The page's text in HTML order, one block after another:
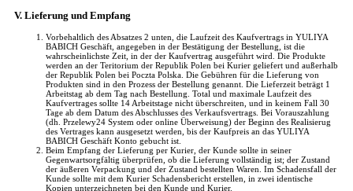
V. Lieferung und Empfang
Vorbehaltlich des Absatzes 2 unten, die Laufzeit des Kaufvertrags in YULIYA
BABICH Geschäft, angegeben in der Bestätigung der Bestellung, ist die
wahrscheinlichste Zeit, in der der Kaufvertrag ausgeführt wird. Die Produkte
werden an der Teritorium der Republik Polen bei Kurier geliefert und außerhalb
der Republik Polen bei Poczta Polska. Die Gebühren für die Lieferung von
Produkten sind in den Prozess der Bestellung genannt. Die Lieferzeit beträgt 1
Arbeitstag ab dem Tag nach Bestellung. Total und maximale Laufzeit des
Kaufvertrages sollte 14 Arbeitstage nicht überschreiten, und in keinem Fall 30
Tage ab dem Datum des Abschlusses des Verkaufsvertrags. Bei Vorauszahlung
(dh. Przelewy24 System oder online Überweisung) der Beginn des Realisierug
des Vertrages kann ausgesetzt werden, bis der Kaufpreis an das YULIYA
BABICH Geschäft Konto gebucht ist.
Beim Empfang der Lieferung per Kurier, der Kunde sollte in seiner
Gegenwartsorgfältig überprüfen, ob die Lieferung vollständig ist; der Zustand
der äußeren Verpackung und der Zustand bestellten Waren. Im Schadensfall der
Kunde sollte mit dem Kurier Schadensbericht erstellen, in zwei identische
Kopien unterzeichneten bei den Kunde und Kurier.